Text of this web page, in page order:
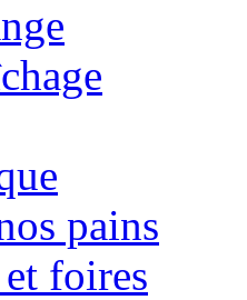
pains
foires